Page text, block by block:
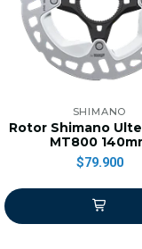
SHIMANO
Rotor Shimano
MT800
$79.900